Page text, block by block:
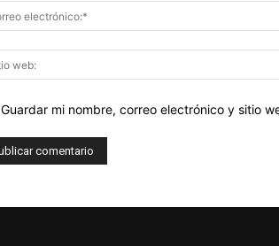
Guardar mi nombre, correo electrónico y sitio